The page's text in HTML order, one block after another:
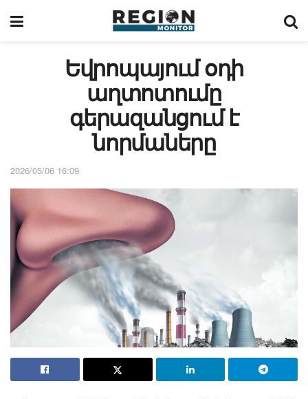
Եվրոպայում օդի
աղտոտումը
գերազանցում է
նորմաները
2026/05/06 16:09